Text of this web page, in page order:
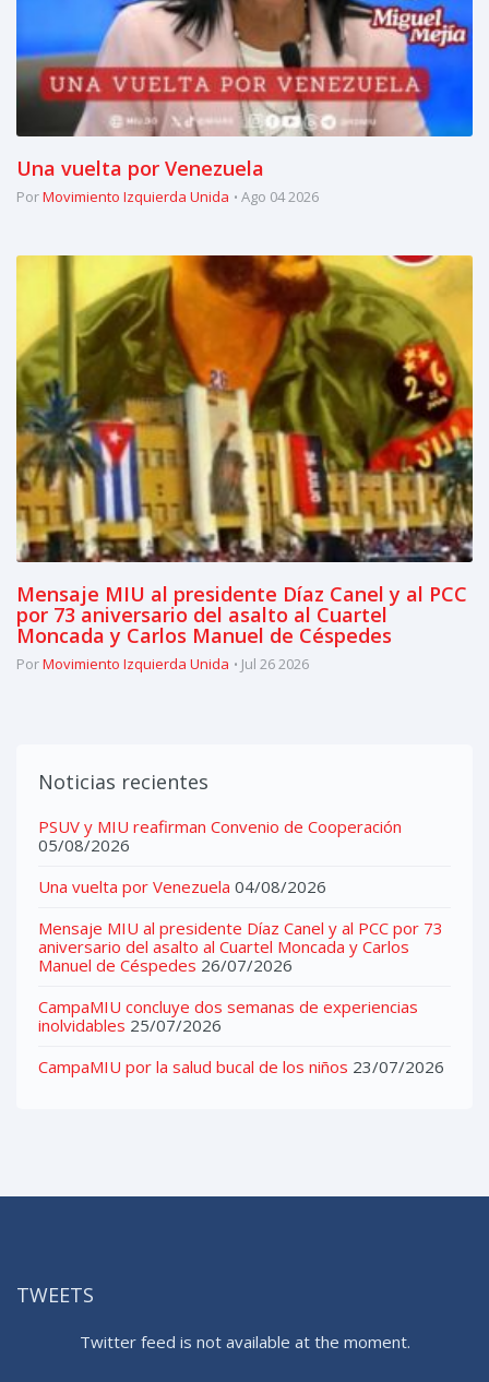
Una vuelta por Venezuela
PorMovimiento Izquierda Unida Ago 04 2026
Mensaje MIU al presidente Díaz Canel y al PCC
por 73 aniversario del asalto al Cuartel
Moncada y Carlos Manuel de Céspedes
PorMovimiento Izquierda Unida Jul 26 2026
Noticias recientes
PSUV y MIU reafirman Convenio de Cooperación
05/08/2026
Una vuelta por Venezuela 04/08/2026
Mensaje MIU al presidente Díaz Canel y al PCC por 73
aniversario del asalto al Cuartel Moncada y Carlos
Manuel de Céspedes 26/07/2026
CampaMIU concluye dos semanas de experiencias
inolvidables 25/07/2026
CampaMIU por la salud bucal de los niños 23/07/2026
TWEETS
Twitter feed is not available at the moment.